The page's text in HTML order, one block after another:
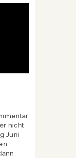
nicht
Juni